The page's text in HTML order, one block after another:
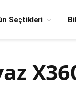
Seçtikleri